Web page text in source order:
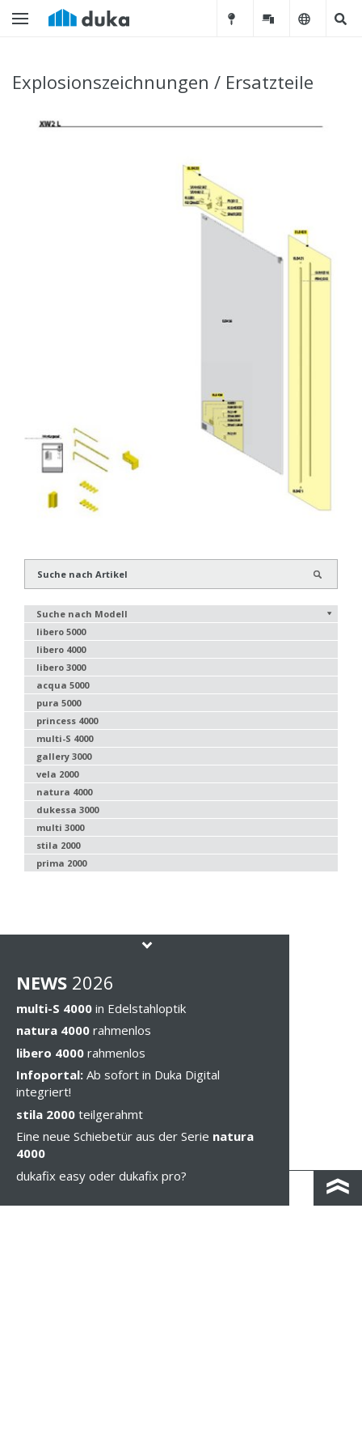
Explosionszeichnungen / Ersatzteile
Suche nach Modell
libero 5000
libero 4000
libero 3000
acqua 5000
pura 5000
princess 4000
multi-S 4000
gallery 3000
vela 2000
natura 4000
dukessa 3000
multi 3000
stila 2000
prima 2000
NEWS 2026
multi-S 4000 in Edelstahloptik
natura 4000 rahmenlos
libero 4000 rahmenlos
Infoportal: Ab sofort in Duka Digital
integriert!
stila 2000 teilgerahmt
Eine neue Schiebetür aus der Serie natura
4000
dukafix easy oder dukafix pro?